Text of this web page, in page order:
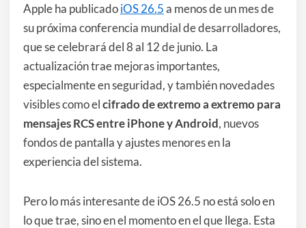
Apple ha publicadoiOS 26.5a menos de un mes de
su próxima conferencia mundial de desarrolladores,
que se celebrará del 8 al 12 de junio. La
actualización trae mejoras importantes,
especialmente en seguridad, y también novedades
visibles como elcifrado de extremo a extremo para
mensajes RCS entre iPhone y Android, nuevos
fondos de pantalla y ajustes menores en la
experiencia del sistema.
Pero lo más interesante de iOS 26.5 no está solo en
lo que trae, sino en el momento en el que llega. Esta